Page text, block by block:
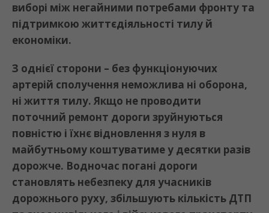
виборі між негайними потребами фронту та
підтримкою життєдіяльності тилу й
економіки.
З однієї сторони – без функціонуючих
артерій сполучення неможлива ні оборона,
ні життя тилу. Якщо не проводити
поточний ремонт дороги зруйнуються
повністю і їхнє відновлення з нуля в
майбутньому коштуватиме у десятки разів
дорожче. Водночас погані дороги
становлять небезпеку для учасників
дорожнього руху, збільшують кількість ДТП